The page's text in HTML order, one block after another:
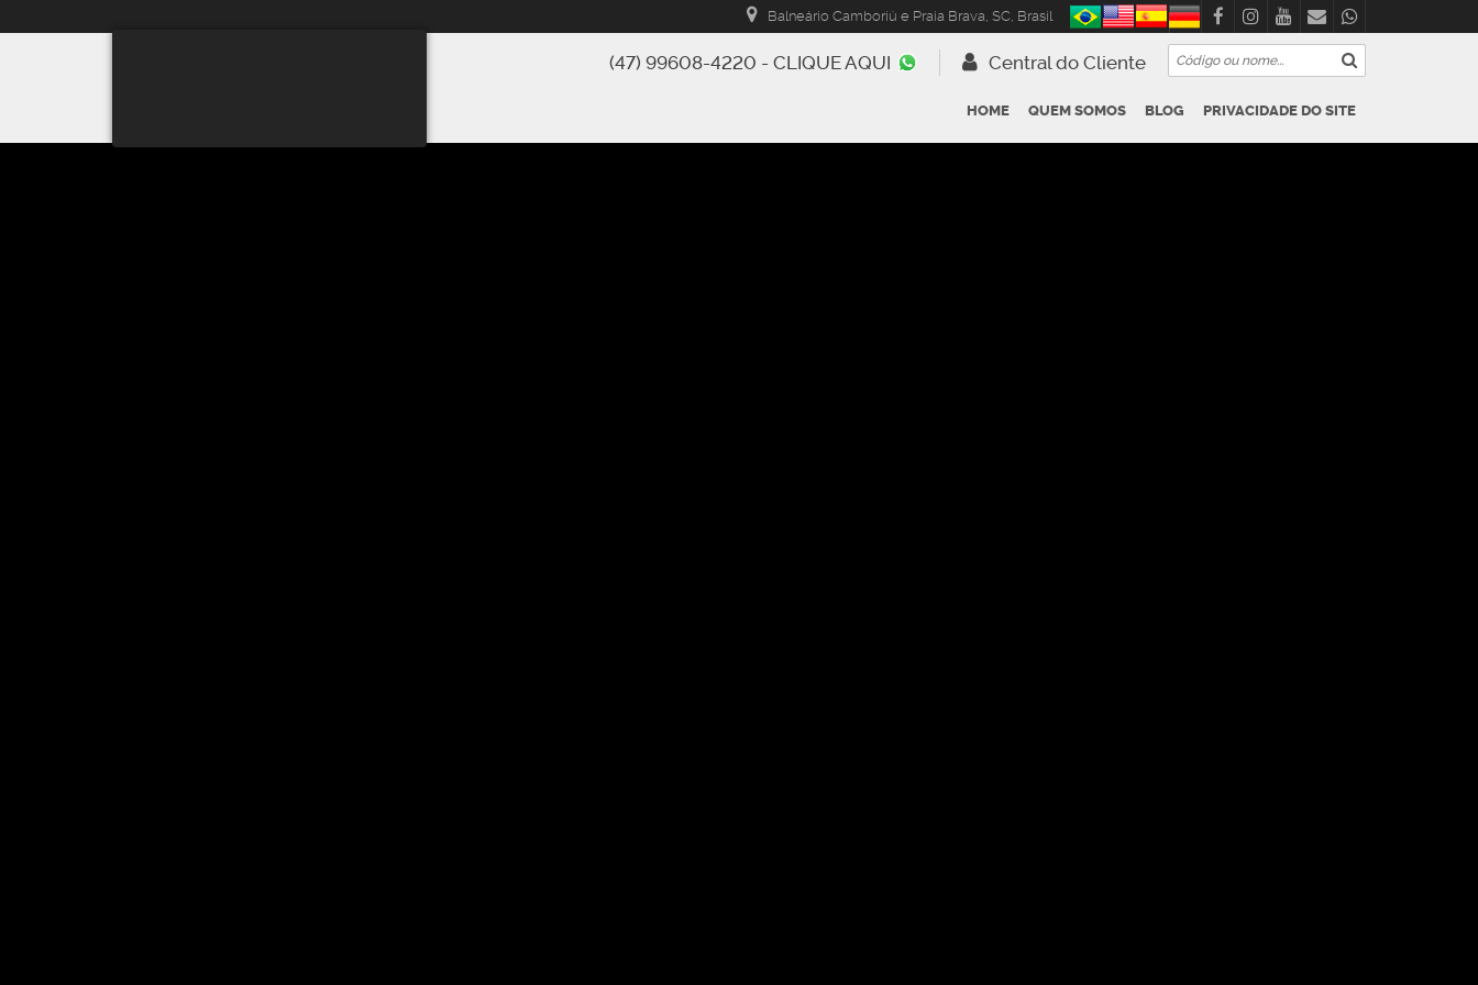
Balneário Camboriú e Praia Brava, SC, Brasil
Central do Cliente
(47) 99608-4220 - CLIQUE AQUI
PRIVACIDADE DO SITE
BLOG
QUEM SOMOS
HOME